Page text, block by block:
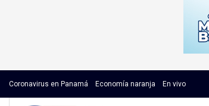
Coronavirus en Panamá Economía naranja En vivo